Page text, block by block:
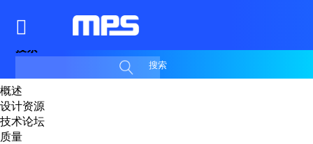
搜索
搜索
概述
设计资源
技术论坛
质量